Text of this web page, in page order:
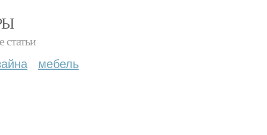
статьи
мебель